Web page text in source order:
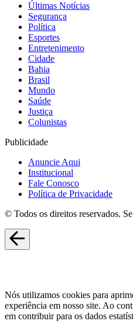
Últimas Notícias
Segurança
Política
Esportes
Entretenimento
Cidade
Bahia
Brasil
Mundo
Saúde
Justiça
Colunistas
Publicidade
Anuncie Aqui
Institucional
Fale Conosco
Política de Privacidade
© Todos os direitos reservados.
Nós utilizamos cookies para
experiência em nosso site. Ao
em contribuir para os dados